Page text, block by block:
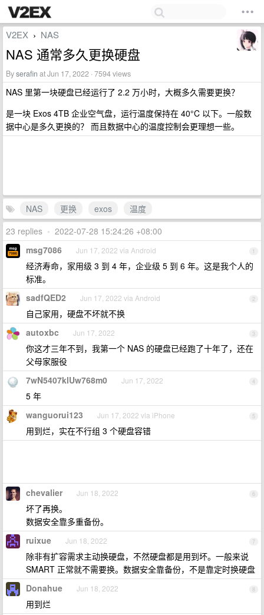
V2EX › NAS
NAS 通常多久更换硬盘
Byserafin at Jun 17, 2022 · 7594 views
NAS 里第一块硬盘已经运行了 2.2 万小时，大概多久需要更换？
是一块 Exos 4TB 企业空气盘，运行温度保持在 40°C 以下。一般数
据中心是多久更换的？ 而且数据中心的温度控制会更理想一些。
NAS 更换 exos
温度
23 replies • 2022-07-28 15:24:26 +08:00
1
msg7086 Jun 17, 2022 via Android
经济寿命，家用级 3 到 4 年，企业级 5 到 6 年。这是我个人的
标准。
2
sadfQED2 Jun 17, 2022 via Android
自己家用，硬盘不坏就不换
3
autoxbc Jun 17, 2022
你这才三年不到，我第一个 NAS 的硬盘已经跑了十年了，还在
父母家服役
4
7wN5407klUw768m0 Jun 17, 2022
5 年
5
wanguorui123 Jun 17, 2022 via iPhone
用到烂，实在不行组 3 个硬盘容错
6
chevalier Jun 18, 2022
坏了再换。
数据安全靠多重备份。
7
ruixue Jun 18, 2022
除非有扩容需求主动换硬盘，不然硬盘都是用到坏。一般来说
SMART 正常就不需要换。数据安全靠备份，不是靠定时换硬盘
8
Donahue Jun 18, 2022
用到烂